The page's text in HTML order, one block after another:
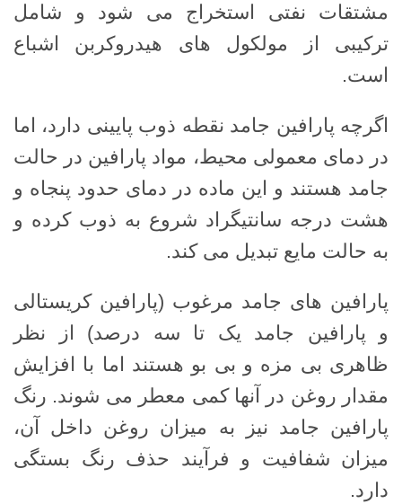
مشتقات نفتی استخراج می شود و شامل
ترکیبی از مولکول های هیدروکربن اشباع
است.
اگرچه پارافین جامد نقطه ذوب پایینی دارد، اما
در دمای معمولی محیط، مواد پارافین در حالت
جامد هستند و این ماده در دمای حدود پنجاه و
هشت درجه سانتیگراد شروع به ذوب کرده و
به حالت مایع تبدیل می کند.
پارافین های جامد مرغوب (پارافین کریستالی
و پارافین جامد یک تا سه درصد) از نظر
ظاهری بی مزه و بی بو هستند اما با افزایش
مقدار روغن در آنها کمی معطر می شوند. رنگ
پارافین جامد نیز به میزان روغن داخل آن،
میزان شفافیت و فرآیند حذف رنگ بستگی
دارد.